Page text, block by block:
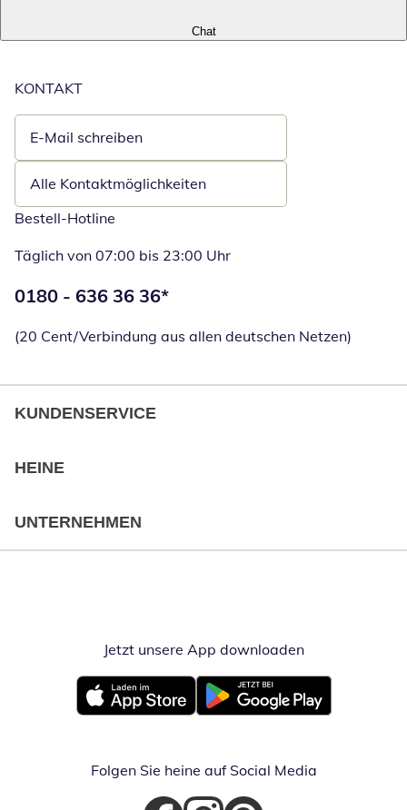
Chat
KONTAKT
E-Mail schreiben
Öffnet E-Mail-Client
Alle Kontaktmöglichkeiten
Bestell-Hotline
Täglich von 07:00 bis 23:00 Uhr
Telefonnummer:
0180 - 636 36 36*
(20 Cent/Verbindung aus allen deutschen Netzen)
KUNDENSERVICE
HEINE
UNTERNEHMEN
Jetzt unsere App downloadenÖffnet in
Öffnet in neuem FensterÖffnet in neuem Fenster
Folgen Sie heine auf Social Media